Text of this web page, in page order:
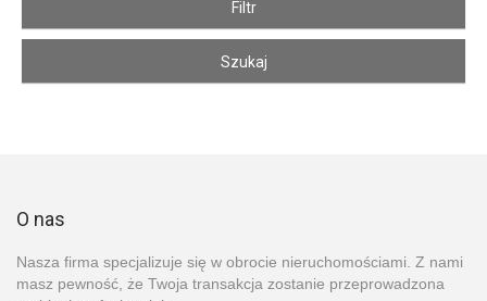
O nas
Nasza firma specjalizuje się w obrocie nieruchomościami. Z nami
masz pewność, że Twoja transakcja zostanie przeprowadzona